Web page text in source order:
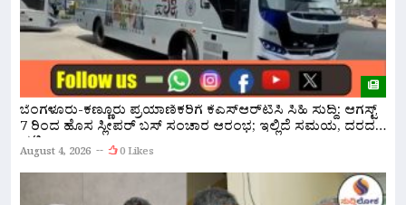
ಬೆಂಗಳೂರು-ಕಣ್ಣೂರು ಪ್ರಯಾಣಿಕರಿಗೆ ಕೆಎಸ್‌ಆರ್‌ಟಿಸಿ ಸಿಹಿ ಸುದ್ದಿ: ಆಗಸ್ಟ್
7 ರಿಂದ ಹೊಸ ಸ್ಲೀಪರ್ ಬಸ್ ಸಂಚಾರ ಆರಂಭ; ಇಲ್ಲಿದೆ ಸಮಯ, ದರದ
ಪಟ್ಟಿ!
August 4, 2026 0 Likes